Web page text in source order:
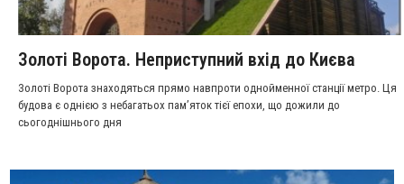
Золоті Ворота. Неприступний вхід до Києва
Золоті Ворота знаходяться прямо навпроти однойменної станції метро. Ця
будова є однією з небагатьох пам’яток тієї епохи, що дожили до
сьогоднішнього дня